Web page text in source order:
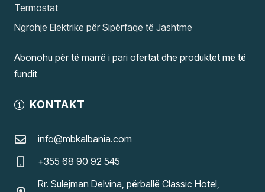
Termostat
Ngrohje Elektrike për Sipërfaqe të Jashtme
Abonohu për të marrë i pari ofertat dhe produktet më të
fundit
KONTAKT
info@mbkalbania.com
+355 68 90 92 545
Rr. Sulejman Delvina, përballë Classic Hotel,